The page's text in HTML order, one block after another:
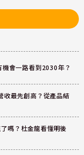
會一路看到2030年？
最先創高？從產品結
嗎？杜金龍看懂明後